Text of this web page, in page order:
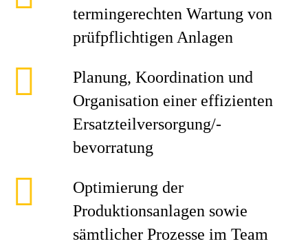
termingerechten Wartung von
prüfpflichtigen Anlagen
Planung, Koordination und
Organisation einer effizienten
Ersatzteilversorgung/-
bevorratung
Optimierung der
Produktionsanlagen sowie
sämtlicher Prozesse im Team